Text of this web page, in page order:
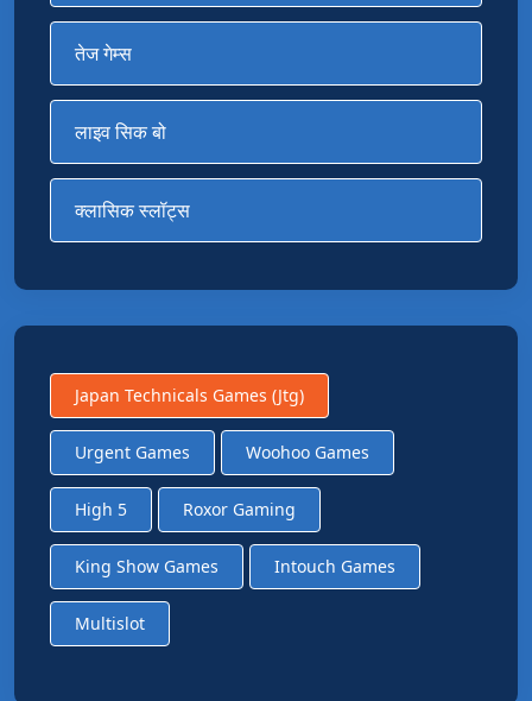
तेज गेम्स
लाइव सिक बो
क्लासिक स्लॉट्स
Japan Technicals Games (jtg)
Urgent Games Woohoo Games
High 5 Roxor Gaming
King Show Games Intouch Games
Multislot